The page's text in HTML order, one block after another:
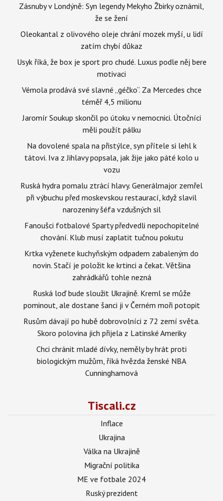
Zásnuby v Londýně: Syn legendy Mekyho Žbirky oznámil,
že se žení
Oleokantal z olivového oleje chrání mozek myší, u lidí
zatím chybí důkaz
Usyk říká, že box je sport pro chudé. Luxus podle něj bere
motivaci
Vémola prodává své slavné „géčko“. Za Mercedes chce
téměř 4,5 milionu
Jaromír Soukup skončil po útoku v nemocnici. Útočníci
měli použít pálku
Na dovolené spala na přistýlce, syn přítele si lehl k
tátovi. Iva z Jihlavy popsala, jak žije jako páté kolo u
vozu
Ruská hydra pomalu ztrácí hlavy. Generálmajor zemřel
při výbuchu před moskevskou restaurací, když slavil
narozeniny šéfa vzdušných sil
Fanoušci fotbalové Sparty předvedli nepochopitelné
chování. Klub musí zaplatit tučnou pokutu
Krtka vyženete kuchyňským odpadem zabaleným do
novin. Stačí je položit ke krtinci a čekat. Většina
zahrádkářů tohle nezná
Ruská loď bude sloužit Ukrajině. Kreml se může
pominout, ale dostane šanci ji v Černém moři potopit
Rusům dávají po hubě dobrovolníci z 72 zemí světa.
Skoro polovina jich přijela z Latinské Ameriky
Chci chránit mladé dívky, neměly by hrát proti
biologickým mužům, říká hvězda ženské NBA
Cunninghamová
Tiscali.cz
Inflace
Ukrajina
Válka na Ukrajině
Migrační politika
ME ve fotbale 2024
Ruský prezident